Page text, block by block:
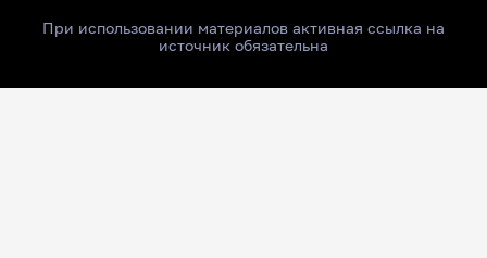
При использовании материалов активная ссылка на
источник обязательна